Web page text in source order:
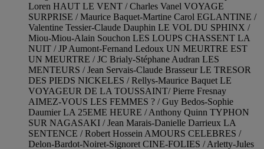
Loren HAUT LE VENT / Charles Vanel VOYAGE
SURPRISE / Maurice Baquet-Martine Carol EGLANTINE /
Valentine Tessier-Claude Dauphin LE VOL DU SPHINX /
Miou-Miou-Alain Souchon LES LOUPS CHASSENT LA
NUIT / JP Aumont-Fernand Ledoux UN MEURTRE EST
UN MEURTRE / JC Brialy-Stéphane Audran LES
MENTEURS / Jean Servais-Claude Brasseur LE TRESOR
DES PIEDS NICKELES / Rellys-Maurice Baquet LE
VOYAGEUR DE LA TOUSSAINT/ Pierre Fresnay
AIMEZ-VOUS LES FEMMES ? / Guy Bedos-Sophie
Daumier LA 25EME HEURE / Anthony Quinn TYPHON
SUR NAGASAKI / Jean Marais-Danielle Darrieux LA
SENTENCE / Robert Hossein AMOURS CELEBRES /
Delon-Bardot-Noiret-Signoret CINE-FOLIES / Arletty-Jules